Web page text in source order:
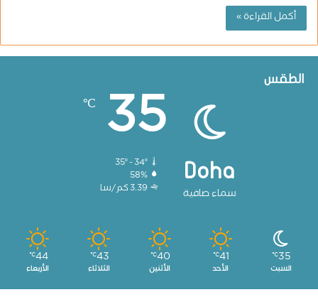
أكمل القراءة »
الطقس
Doha
سماء صافية
35
℃
35º - 34º
58%
3.39 كم/سا
35
℃
السبت
41
℃
الأحد
40
℃
الأثنين
43
℃
الثلاثاء
44
℃
الأربعاء